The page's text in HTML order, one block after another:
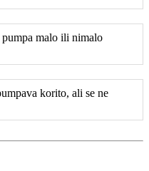
pumpa malo ili nimalo
korito, ali se ne